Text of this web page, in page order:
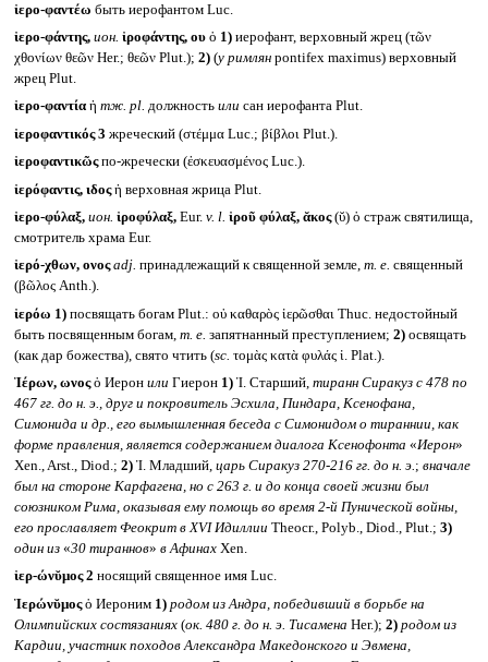
ἱερο-φαντέω быть иерофантом Luc.
ἱερο-φάντης, ион. ἱροφάντης, ουὁ 1)иерофант, верховный жрец (τῶν
χθονίων θεῶν Her.; θεῶν Plut.); 2)(у римлянpontifex maximus) верховный
жрец Plut.
ἱερο-φαντία ἡ тж. pl. должность или сан иерофанта Plut.
ἱεροφαντικός 3 жреческий (στέμμα Luc.; βίβλοι Plut.).
ἱεροφαντικῶςпо-жречески (ἐσκευασμένος Luc.).
ἱερόφαντις, ιδοςἡ верховная жрица Plut.
ἱερο-φύλαξ, ион. ἱροφύλαξ,Eur. v. l. ἱροῦ φύλαξ, ᾰκος(ῠ) ὁ страж святилища,
смотритель храма Eur.
ἱερό-χθων, ονοςadj. принадлежащий к священной земле,т. е. священный
(βῶλος Anth.).
ἱερόω 1)посвящать богам Plut.: οὐ καθαρὸς ἱερῶσθαι Thuc. недостойный
быть посвященным богам, т. е. запятнанный преступлением; 2)освящать
(как дар божества), свято чтить (sc. τομὰς κατὰ φυλάς ἱ. Plat.).
Ἱέρων, ωνοςὁ Иерон или Гиерон 1)Ἱ. Старший, тиранн Сиракуз с 478 по
467 гг. до н. э., друг и покровитель Эсхила, Пиндара, Ксенофана,
Симонида и др., его вымышленная беседа с Симонидом о тираннии, как
форме правления, является содержанием диалога Ксенофонта «Иерон»
Xen., Arst., Diod.; 2)Ἱ. Младший, царь Сиракуз 270-216 гг. до н. э.; вначале
был на стороне Карфагена, но с 263 г. и до конца своей жизни был
союзником Рима, оказывая ему помощь во время 2-й Пунической войны,
его прославляет Феокрит в XVI Идиллии Theocr., Polyb., Diod., Plut.; 3)
один из«30 тираннов» в АфинахXen.
ἱερ-ώνῠμος 2 носящий священное имя Luc.
Ἱερώνῠμοςὁ Иероним 1) родом из Андра, победивший в борьбе на
Олимпийских состязаниях(ок. 480 г. до н. э. Тисамена Her.); 2) родом из
Кардии, участник походов Александра Македонского и Эвмена,